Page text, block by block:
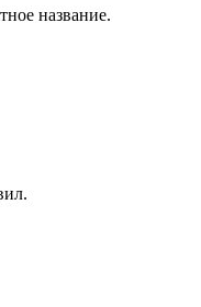
название.